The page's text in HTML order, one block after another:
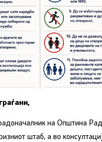
на Општина
штаб, а во